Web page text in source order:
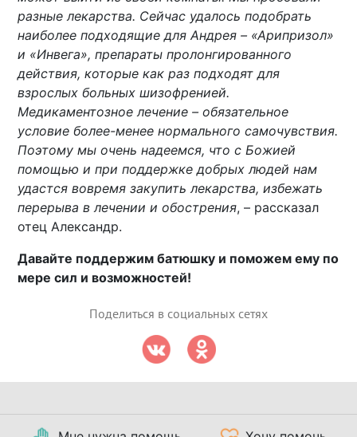
разные лекарства. Сейчас удалось подобрать
наиболее подходящие для Андрея – «Арипризол»
и «Инвега», препараты пролонгированного
действия, которые как раз подходят для
взрослых больных шизофренией.
Медикаментозное лечение – обязательное
условие более-менее нормального самочувствия.
Поэтому мы очень надеемся, что с Божией
помощью и при поддержке добрых людей нам
удастся вовремя закупить лекарства, избежать
перерыва в лечении и обострения, – рассказал
отец Александр.
Давайте поддержим батюшку и поможем ему по
мере сил и возможностей!
Поделиться в социальных сетях